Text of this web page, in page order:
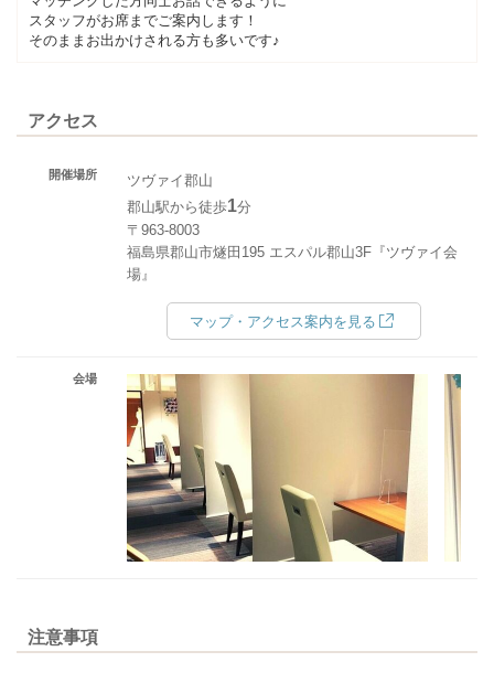
スタッフがお席までご案内します！
そのままお出かけされる方も多いです♪
アクセス
開催場所
ツヴァイ郡山
郡山駅から徒歩1分
〒963-8003
福島県郡山市燧田195 エスパル郡山3F『ツヴァイ会
場』
マップ・アクセス案内を見る
会場
注意事項